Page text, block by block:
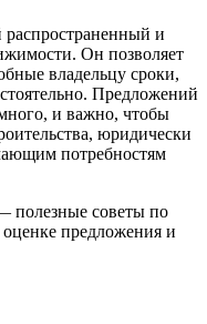
и
Он позволяет
владельцу сроки,
Предложений
и важно, чтобы
юридически
потребностям
полезные советы по
предложения и